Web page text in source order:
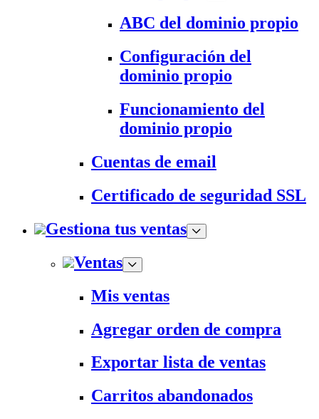
ABC del dominio propio
Configuración del
dominio propio
Funcionamiento del
dominio propio
Cuentas de email
Certificado de seguridad SSL
Gestiona tus ventas
Ventas
Mis ventas
Agregar orden de compra
Exportar lista de ventas
Carritos abandonados